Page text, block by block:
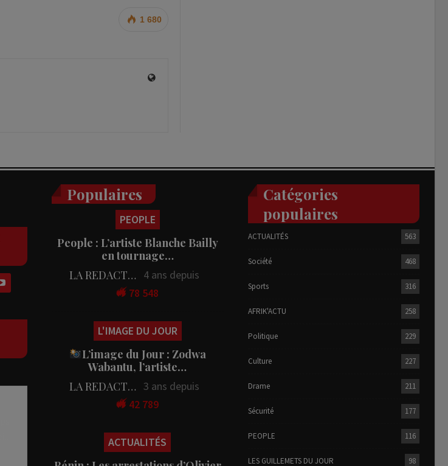
1 680
Populaires
PEOPLE
People : L’artiste Blanche Bailly
en tournage…
LA REDACTION
4 ans depuis
78 548
L'IMAGE DU JOUR
L’image du Jour : Zodwa
Wabantu, l’artiste…
LA REDACTION 3 ans depuis
42 789
ACTUALITÉS
Catégories
populaires
ACTUALITÉS 563
Société 468
Sports 316
AFRIK'ACTU 258
Politique 229
Culture 227
Drame 211
Sécurité 177
PEOPLE 116
LES GUILLEMETS DU JOUR 98